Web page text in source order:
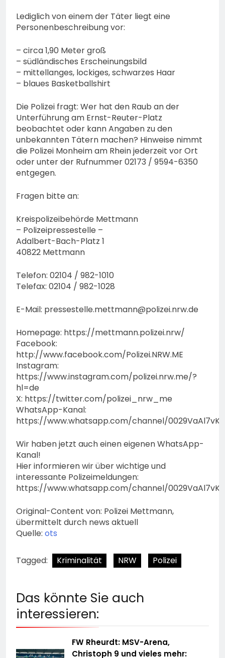
Lediglich von einem der Täter liegt eine
Personenbeschreibung vor:
– circa 1,90 Meter groß
– südländisches Erscheinungsbild
– mittellanges, lockiges, schwarzes Haar
– blaues Basketballshirt
Die Polizei fragt: Wer hat den Raub an der
Unterführung am Ernst-Reuter-Platz
beobachtet oder kann Angaben zu den
unbekannten Tätern machen? Hinweise nimmt
die Polizei Monheim am Rhein jederzeit vor Ort
oder unter der Rufnummer 02173 / 9594-6350
entgegen.
Fragen bitte an:
Kreispolizeibehörde Mettmann
– Polizeipressestelle –
Adalbert-Bach-Platz 1
40822 Mettmann
Telefon: 02104 / 982-1010
Telefax: 02104 / 982-1028
E-Mail: pressestelle.mettmann@polizei.nrw.de
Homepage: https://mettmann.polizei.nrw/
Facebook:
http://www.facebook.com/Polizei.NRW.ME
Instagram:
https://www.instagram.com/polizei.nrw.me/?
hl=de
X: https://twitter.com/polizei_nrw_me
WhatsApp-Kanal:
https://www.whatsapp.com/channel/
Wir haben jetzt auch einen eigenen WhatsApp-
Kanal!
Hier informieren wir über wichtige und
interessante Polizeimeldungen:
https://www.whatsapp.com/channel/
Original-Content von: Polizei Mettmann,
übermittelt durch news aktuell
Quelle: ots
Tagged: Kriminalität NRW Polizei
Das könnte Sie auch
interessieren:
FW Rheurdt: MSV-Arena,
Christoph 9 und vieles mehr: